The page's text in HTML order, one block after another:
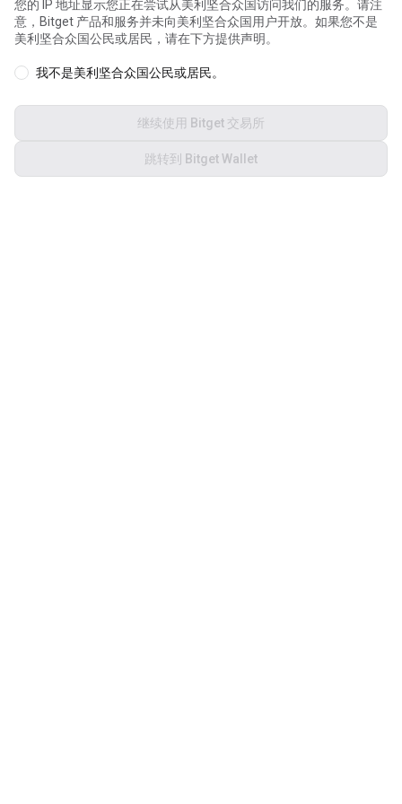
我们使用 Cookie 来为您提供更好的个性化网站体验，您可以自定义
管理 Cookie 和查看Cookie 政策
接受全部 Cookie
全部拒绝
Cookie 设置
您的 IP 地址显示您正在尝试从美利坚合众国访问我们的服务。请注
意，Bitget 产品和服务并未向美利坚合众国用户开放。如果您不是
美利坚合众国公民或居民，请在下方提供声明。
我不是美利坚合众国公民或居民。
继续使用 Bitget 交易所
跳转到 Bitget Wallet